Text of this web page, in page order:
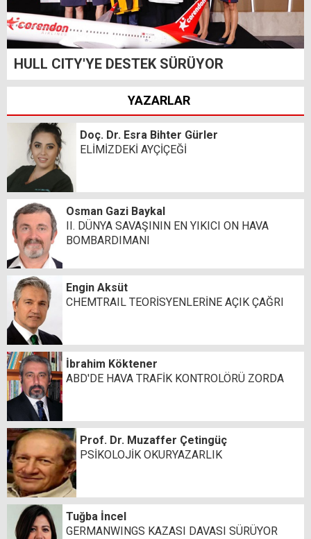
HULL CITY'YE DESTEK SÜRÜYOR
YAZARLAR
Doç. Dr. Esra Bihter Gürler
ELİMİZDEKİ AYÇİÇEĞİ
Osman Gazi Baykal
II. DÜNYA SAVAŞININ EN YIKICI ON HAVA
BOMBARDIMANI
Engin Aksüt
CHEMTRAIL TEORİSYENLERİNE AÇIK ÇAĞRI
İbrahim Köktener
ABD'DE HAVA TRAFİK KONTROLÖRÜ ZORDA
Prof. Dr. Muzaffer Çetingüç
PSİKOLOJİK OKURYAZARLIK
Tuğba İncel
GERMANWINGS KAZASI DAVASI SÜRÜYOR